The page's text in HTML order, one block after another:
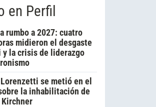
en Perfil
rumbo a 2027: cuatro
midieron el desgaste
la crisis de liderazgo
se metió en el
la inhabilitación de